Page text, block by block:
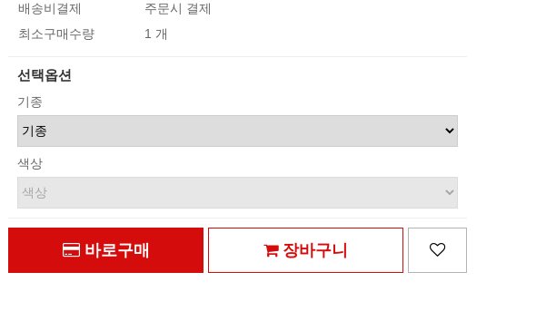
배송비결제
주문시 결제
최소구매수량
1 개
선택옵션
기종
색상
바로구매 장바구니